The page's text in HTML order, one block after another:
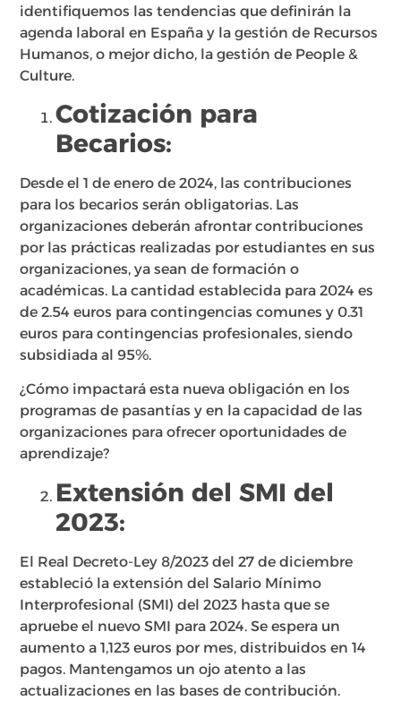
identifiquemos las tendencias que definirán la
agenda laboral en España y la gestión de Recursos
Humanos, o mejor dicho, la gestión de People &
Culture.
Cotización para
Becarios:
Desde el 1 de enero de 2024, las contribuciones
para los becarios serán obligatorias. Las
organizaciones deberán afrontar contribuciones
por las prácticas realizadas por estudiantes en sus
organizaciones, ya sean de formación o
académicas. La cantidad establecida para 2024 es
de 2.54 euros para contingencias comunes y 0.31
euros para contingencias profesionales, siendo
subsidiada al 95%.
¿Cómo impactará esta nueva obligación en los
programas de pasantías y en la capacidad de las
organizaciones para ofrecer oportunidades de
aprendizaje?
Extensión del SMI del
2023:
El Real Decreto-Ley 8/2023 del 27 de diciembre
estableció la extensión del Salario Mínimo
Interprofesional (SMI) del 2023 hasta que se
apruebe el nuevo SMI para 2024. Se espera un
aumento a 1,123 euros por mes, distribuidos en 14
pagos. Mantengamos un ojo atento a las
actualizaciones en las bases de contribución.